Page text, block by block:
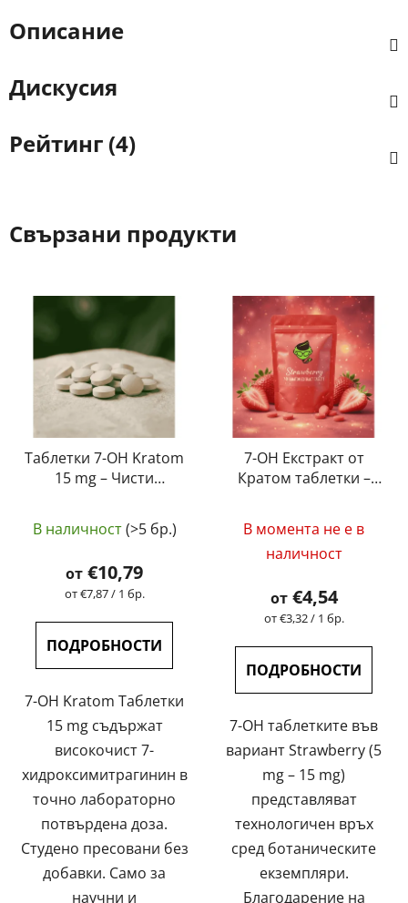
Описание
Дискусия
Рейтинг (4)
Свързани продукти
Таблетки 7-OH Kratom
15 mg – Чисти
хидроксимитрагинин
| GreenGuru
оценка
на
продукта
4,8
звезди.
В наличност(>5 бр.)
от €10,79
Измерване
цената:
от €7,87 / 1 бр.
ПОДРОБНОСТИ
7-OH Kratom Таблетки
15 mg съдържат
високочист 7-
хидроксимитрагинин в
точно лабораторно
потвърдена доза.
Студено пресовани без
добавки. Само за
научни и
7-OH Екстракт от
Кратом таблетки –
В момента не е в
наличност
от€4,54
Измерване
цената:
от €3,32 / 1 бр.
ПОДРОБНОСТИ
7-OH таблетките във
вариант Strawberry (5
mg – 15 mg)
представляват
технологичен връх
сред ботаническите
екземпляри.
Благодарение на